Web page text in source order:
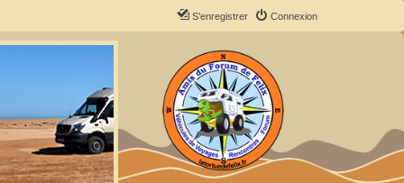
Connexion
S’enregistrer